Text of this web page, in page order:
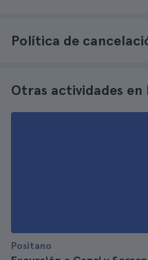
Política de
Otras actividades en
Positano